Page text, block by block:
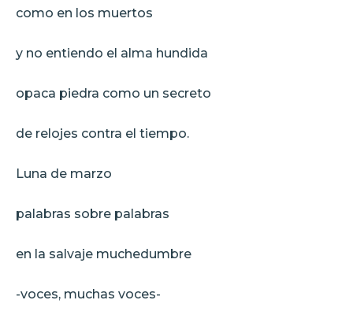
como en los muertos
y no entiendo el alma hundida
opaca piedra como un secreto
de relojes contra el tiempo.
Luna de marzo
palabras sobre palabras
en la salvaje muchedumbre
-voces, muchas voces-